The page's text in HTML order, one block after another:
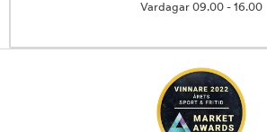
Vardagar 09.00 - 16.00